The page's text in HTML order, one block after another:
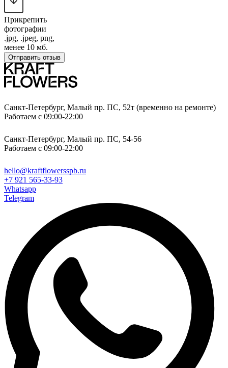
Прикрепить
фотографии
.jpg, .jpeg, png,
менее 10 мб.
Отправить отзыв
Санкт-Петербург, Малый пр. ПС, 52т (временно на ремонте)
Работаем с 09:00-22:00
Санкт-Петербург, Малый пр. ПС, 54-56
Работаем с 09:00-22:00
hello@kraftflowersspb.ru
+7 921 565-33-93
Whatsapp
Telegram